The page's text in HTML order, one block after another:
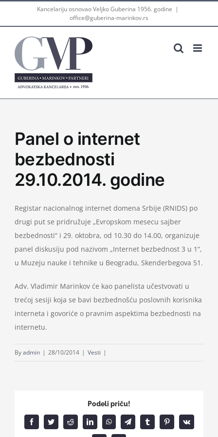
Kancelariju osnovao Veljko Guberina 1956. godine |
office@guberina-marinkov.rs
Panel o internet
bezbednosti
29.10.2014. godine
Registar nacionalnog internet domena Srbije (RNIDS) po
drugi put se pridružuje „Evropskom mesecu sajber
bezbednosti“ i 29. oktobra, od 10.30 do 14.00, organizuje
panel diskusiju pod nazivom „Internet bezbednost 3 u 1“,
u Muzeju nauke i tehnike u Beogradu, Skenderbegova 51.
Adv. Vladimir Marinkov će kao panelista učestvovati u
trećoj sesiji koja se bavi bezbednošću poslovnih korisnika
interneta i govoriće o pravnim aspektima bezbednosti na
internetu.
Byadmin | 28/10/2014 | Vesti |
Podeli priču!
FacebookTwitterReddit LinkedInWhatsAppTelegramTumblrPinterest
Vk